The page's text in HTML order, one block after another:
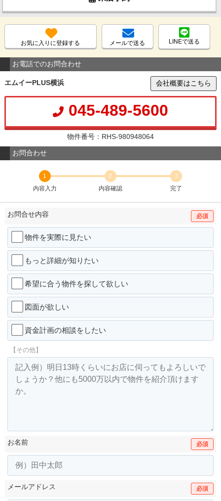
お気に入りに登録する メールで送る LINEで送る
お電話でのお問合わせ
エムイーPLUS横浜 会社概要はこちら
045-489-5600
物件番号：RHS-980948064
お問合わせ
1
内容入力
2
内容確認
3
完了
お問合せ内容 必須
物件を実際に見たい
もっと詳細が知りたい
希望に合う物件を探して欲しい
図面が欲しい
資金計画の相談をしたい
【その他】
お名前 必須
メールアドレス 必須